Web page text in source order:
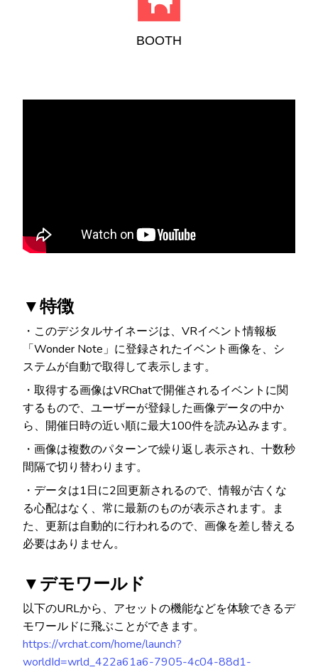
BOOTH
▼特徴
・このデジタルサイネージは、VRイベント情報板
「Wonder Note」に登録されたイベント画像を、シ
ステムが自動で取得して表示します。
・取得する画像はVRChatで開催されるイベントに関
するもので、ユーザーが登録した画像データの中か
ら、開催日時の近い順に最大100件を読み込みます。
・画像は複数のパターンで繰り返し表示され、十数秒
間隔で切り替わります。
・データは1日に2回更新されるので、情報が古くな
る心配はなく、常に最新のものが表示されます。ま
た、更新は自動的に行われるので、画像を差し替える
必要はありません。
▼デモワールド
以下のURLから、アセットの機能などを体験できるデ
モワールドに飛ぶことができます。
https://vrchat.com/home/launch?
worldId=wrld_422a61a6-7905-4c04-88d1-